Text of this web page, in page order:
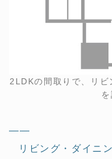
2LDKの間取りで、リビ
を
——
リビング・ダイニ